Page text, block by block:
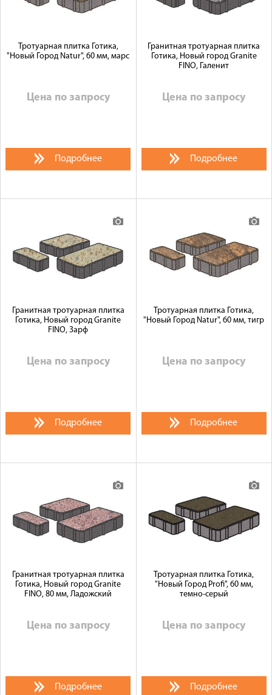
Тротуарная плитка Готика,
"Новый Город Natur", 60 мм, марс
Цена по запросу
Подробнее
Гранитная тротуарная плитка
Готика, Новый город Granite
FINO, Галенит
Цена по запросу
Подробнее
Гранитная тротуарная плитка
Готика, Новый город Granite
FINO, Зарф
Цена по запросу
Подробнее
Тротуарная плитка Готика,
"Новый Город Natur", 60 мм, тигр
Цена по запросу
Подробнее
Гранитная тротуарная плитка
Готика, Новый город Granite
FINO, 80 мм, Ладожский
Цена по запросу
Подробнее
Тротуарная плитка Готика,
"Новый Город Profi", 60 мм,
темно-серый
Цена по запросу
Подробнее